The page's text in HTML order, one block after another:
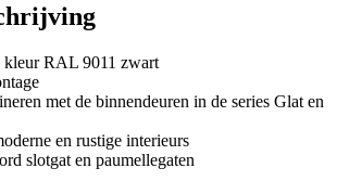
RAL 9011 zwart
met de binnendeuren in de series Glat en
en rustige interieurs
slotgat en paumellegaten